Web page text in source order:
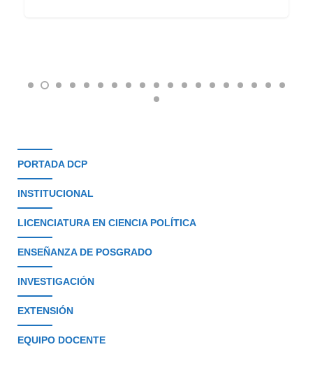
PORTADA DCP
INSTITUCIONAL
LICENCIATURA EN CIENCIA POLÍTICA
ENSEÑANZA DE POSGRADO
INVESTIGACIÓN
EXTENSIÓN
EQUIPO DOCENTE